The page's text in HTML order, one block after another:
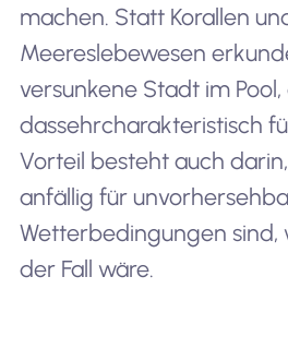
machen. Statt Korallen
Meereslebewesen
versunkene Stadt im Pool,
dassehrcharakteristisch
Vorteil besteht auch
anfällig für
Wetterbedingungen sind,
der Fall wäre.